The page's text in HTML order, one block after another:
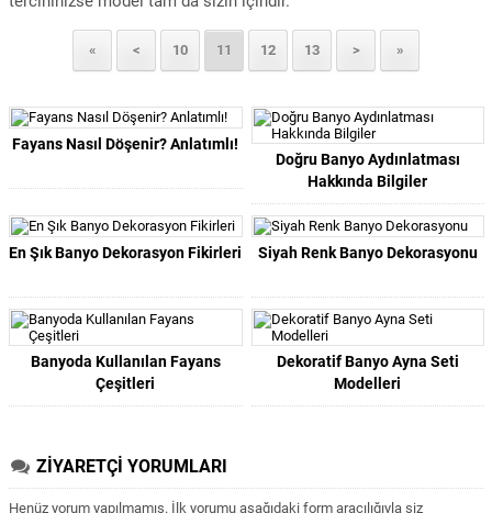
« < 10 11 12 13 > »
Fayans Nasıl Döşenir? Anlatımlı!
Doğru Banyo Aydınlatması
Hakkında Bilgiler
En Şık Banyo Dekorasyon Fikirleri Siyah Renk Banyo Dekorasyonu
Banyoda Kullanılan Fayans
Çeşitleri
Dekoratif Banyo Ayna Seti
Modelleri
ZİYARETÇİ YORUMLARI
Henüz yorum yapılmamış. İlk yorumu aşağıdaki form aracılığıyla siz